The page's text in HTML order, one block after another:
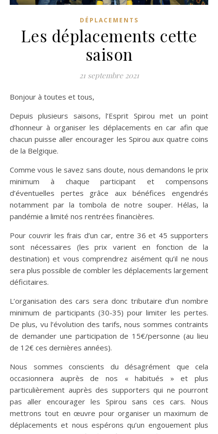
DÉPLACEMENTS
Les déplacements cette
saison
21 septembre 2021
Bonjour à toutes et tous,
Depuis plusieurs saisons, l’Esprit Spirou met un point
d’honneur à organiser les déplacements en car afin que
chacun puisse aller encourager les Spirou aux quatre coins
de la Belgique.
Comme vous le savez sans doute, nous demandons le prix
minimum à chaque participant et compensons
d’éventuelles pertes grâce aux bénéfices engendrés
notamment par la tombola de notre souper. Hélas, la
pandémie a limité nos rentrées financières.
Pour couvrir les frais d’un car, entre 36 et 45 supporters
sont nécessaires (les prix varient en fonction de la
destination) et vous comprendrez aisément qu’il ne nous
sera plus possible de combler les déplacements largement
déficitaires.
L’organisation des cars sera donc tributaire d’un nombre
minimum de participants (30-35) pour limiter les pertes.
De plus, vu l’évolution des tarifs, nous sommes contraints
de demander une participation de 15€/personne (au lieu
de 12€ ces dernières années).
Nous sommes conscients du désagrément que cela
occasionnera auprès de nos « habitués » et plus
particulièrement auprès des supporters qui ne pourront
pas aller encourager les Spirou sans ces cars. Nous
mettrons tout en œuvre pour organiser un maximum de
déplacements et nous espérons qu’un engouement plus